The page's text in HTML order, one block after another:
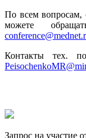
По всем вопросам,
можете
Контакты тех.
Запрос на участие